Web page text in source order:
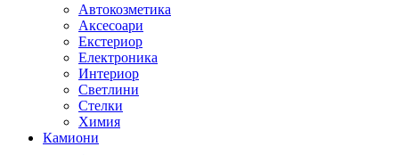
Автокозметика
Аксесоари
Екстериор
Електроника
Интериор
Светлини
Стелки
Химия
Камиони